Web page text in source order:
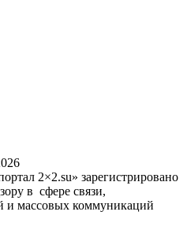
2×2.su» зарегистрировано
в сфере связи,
и массовых коммуникаций